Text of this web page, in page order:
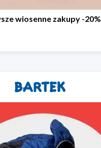
wiosenne zakupy -20%